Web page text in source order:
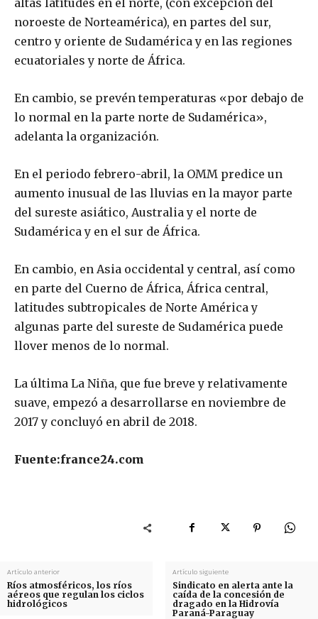
noroeste de Norteamérica), en partes del sur,
centro y oriente de Sudamérica y en las regiones
ecuatoriales y norte de África.
En cambio, se prevén temperaturas «por debajo de
lo normal en la parte norte de Sudamérica»,
adelanta la organización.
En el periodo febrero-abril, la OMM predice un
aumento inusual de las lluvias en la mayor parte
del sureste asiático, Australia y el norte de
Sudamérica y en el sur de África.
En cambio, en Asia occidental y central, así como
en parte del Cuerno de África, África central,
latitudes subtropicales de Norte América y
algunas parte del sureste de Sudamérica puede
llover menos de lo normal.
La última La Niña, que fue breve y relativamente
suave, empezó a desarrollarse en noviembre de
2017 y concluyó en abril de 2018.
Fuente:france24.com
Artículo anterior
Ríos atmosféricos, los ríos
aéreos que regulan los ciclos
hidrológicos
Artículo siguiente
Sindicato en alerta ante la
caída de la concesión de
dragado en la Hidrovía
Paraná-Paraguay